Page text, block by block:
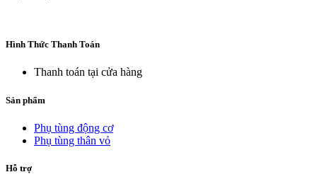
Hình Thức Thanh Toán
Thanh toán tại cửa hàng
Sản phẩm
Phụ tùng động cơ
Phụ tùng thân vỏ
Hỗ trợ